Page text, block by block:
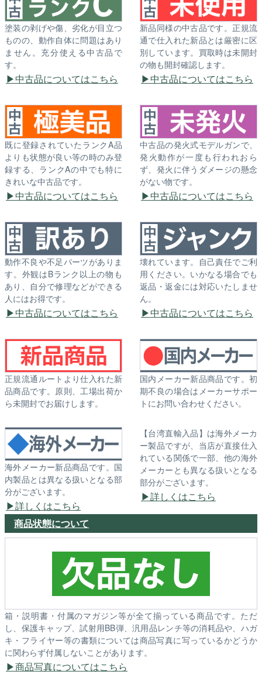
塗装の剥げや傷、劣化が目立つ
ものの、動作自体に問題はあり
ません。充分使える中古品で
す。
中古品についてはこちら
新品同様の中古品です。正規流
通で仕入れた新品とは厳密に区
別しています。買取時は未開封
の物も開封確認します。
中古品についてはこちら
既に登録されていたランクA品
よりも状態が良い等の時のみ登
録する、ランクAの中でも特に
きれいな中古品です。
中古品についてはこちら
中古品の発火式モデルガンで、
発火動作が一度も行われおら
ず、発火に伴うダメージの懸念
がない物です。
中古品についてはこちら
動作不良や不足パーツがありま
す。外観はBランク以上の物も
あり、自分で修理などができる
人にはお得です。
中古品についてはこちら
壊れています。自己責任でご利
用ください。いかなる場合でも
返品・返金には対応いたしませ
ん。
中古品についてはこちら
正規流通ルートより仕入れた新
品商品です。原則、工場出荷か
ら未開封でお届けします。
国内メーカー新品商品です。初
期不良の場合はメーカーサポー
トにお問い合わせください。
海外メーカー新品商品です。国
内製品とは異なる扱いとなる部
分がございます。
詳しくはこちら
【台湾直輸入品】は海外メーカ
ー製品ですが、当店が直接仕入
れている関係で一部、他の海外
メーカーとも異なる扱いとなる
部分がございます。
詳しくはこちら
商品状態について
箱・説明書・付属のマガジン等が全て揃っている商品です。ただ
し、保護キャップ、試射用BB弾、汎用品レンチ等の消耗品や、ハガ
キ・フライヤー等の書類については商品写真に写っているかどうか
に関わらず付属しないことがあります。
商品写真についてはこちら